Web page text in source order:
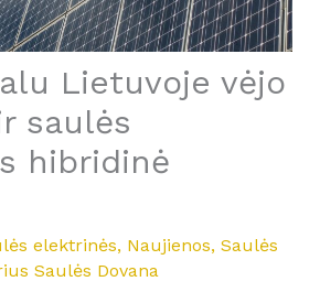
Lietuvoje vėjo
saulės
hibridinė
elektrinės, Naujienos, Saulės
Saulės Dovana